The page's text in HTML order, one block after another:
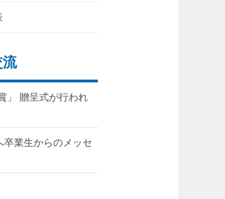
流
」 贈呈式が行われ
卒業生からのメッセ